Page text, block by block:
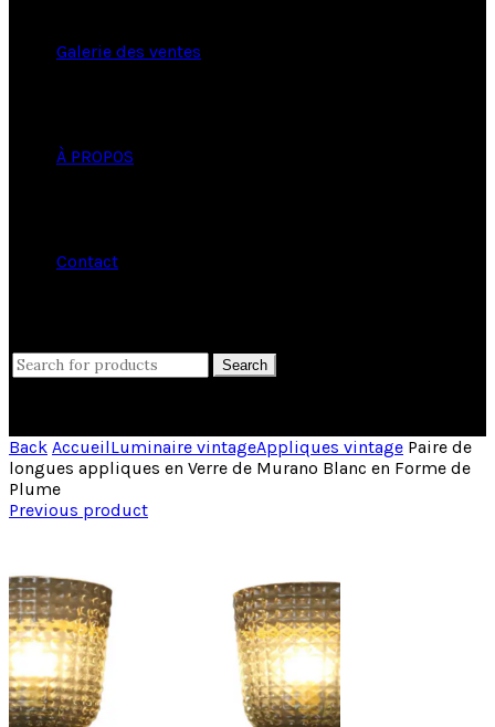
Galerie des ventes
À PROPOS
Contact
Search
for:
Search
Back AccueilLuminaire vintageAppliques vintage Paire de
longues appliques en Verre de Murano Blanc en Forme de
Plume
Previous product